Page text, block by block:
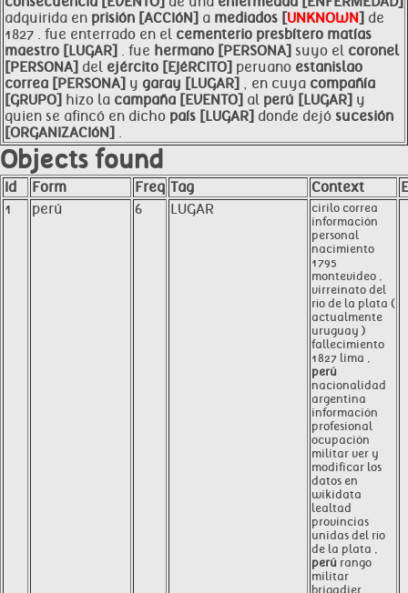
adquirida en prisión [ACCIóN] a mediados [UNKNOWN] de
1827 . fue enterrado en el cementerio presbítero matías
maestro [LUGAR] . fue hermano [PERSONA] suyo el coronel
[PERSONA] del ejército [EJéRCITO] peruano estanislao
correa [PERSONA] y garay [LUGAR] , en cuya compañía
[GRUPO] hizo la campaña [EVENTO] al perú [LUGAR] y
quien se afincó en dicho país [LUGAR] donde dejó sucesión
[ORGANIZACIóN] .
Objects found
Id Form Freq Tag Context
1
perú 6 LUGAR
cirilo correa
información
personal
nacimiento
1795
montevideo ,
virreinato del
río de la plata (
actualmente
uruguay )
fallecimiento
1827 lima ,
perú
nacionalidad
argentina
información
profesional
ocupación
militar ver y
modificar los
datos en
wikidata
lealtad
provincias
unidas del río
de la plata ,
perú rango
militar
brigadier